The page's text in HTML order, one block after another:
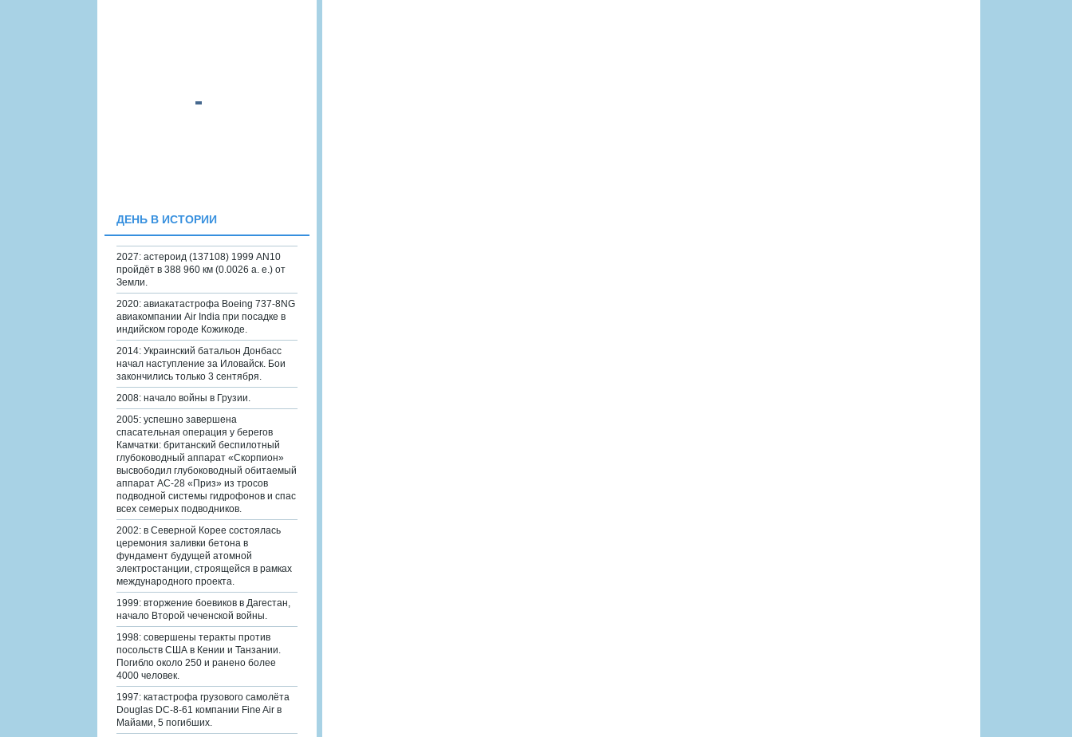
ДЕНЬ В ИСТОРИИ
2027: астероид (137108) 1999 AN10
пройдёт в 388 960 км (0.0026 а. е.) от
Земли.
2020: авиакатастрофа Boeing 737-8NG
авиакомпании Air India при посадке в
индийском городе Кожикоде.
2014: Украинский батальон Донбасс
начал наступление за Иловайск. Бои
закончились только 3 сентября.
2008: начало войны в Грузии.
2005: успешно завершена
спасательная операция у берегов
Камчатки: британский беспилотный
глубоководный аппарат «Скорпион»
высвободил глубоководный обитаемый
аппарат АС-28 «Приз» из тросов
подводной системы гидрофонов и спас
всех семерых подводников.
2002: в Северной Корее состоялась
церемония заливки бетона в
фундамент будущей атомной
электростанции, строящейся в рамках
международного проекта.
1999: вторжение боевиков в Дагестан,
начало Второй чеченской войны.
1998: совершены теракты против
посольств США в Кении и Танзании.
Погибло около 250 и ранено более
4000 человек.
1997: катастрофа грузового самолёта
Douglas DC-8-61 компании Fine Air в
Майами, 5 погибших.